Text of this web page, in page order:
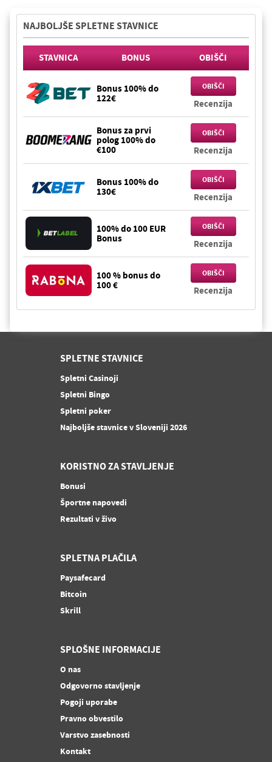
NAJBOLJŠE SPLETNE STAVNICE
STAVNICA BONUS OBIŠČI
Bonus 100% do
122€
OBIŠČI
Recenzija
Bonus za prvi
polog 100% do
€100
OBIŠČI
Recenzija
Bonus 100% do
130€
OBIŠČI
Recenzija
100% do 100 EUR
Bonus
OBIŠČI
Recenzija
100 % bonus do
100 €
OBIŠČI
Recenzija
SPLETNE STAVNICE
Spletni Casinoji
Spletni Bingo
Spletni poker
Najboljše stavnice v Sloveniji 2026
KORISTNO ZA STAVLJENJE
Bonusi
Športne napovedi
Rezultati v živo
SPLETNA PLAČILA
Paysafecard
Bitcoin
Skrill
SPLOŠNE INFORMACIJE
O nas
Odgovorno stavljenje
Pogoji uporabe
Pravno obvestilo
Varstvo zasebnosti
Kontakt